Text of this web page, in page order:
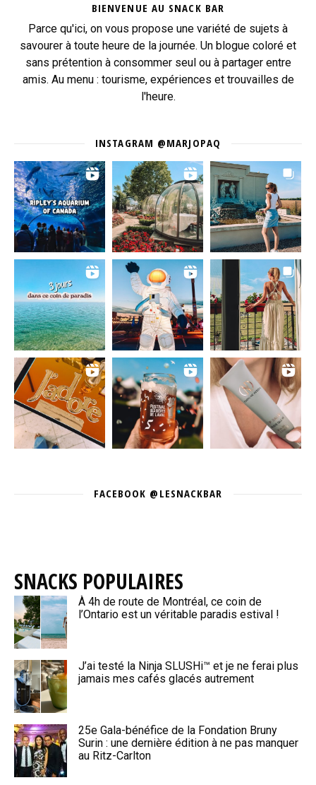
BIENVENUE AU SNACK BAR
Parce qu'ici, on vous propose une variété de sujets à
savourer à toute heure de la journée. Un blogue coloré et
sans prétention à consommer seul ou à partager entre
amis. Au menu : tourisme, expériences et trouvailles de
l'heure.
INSTAGRAM @MARJOPAQ
FACEBOOK @LESNACKBAR
SNACKS POPULAIRES
À 4h de route de Montréal, ce coin de
l’Ontario est un véritable paradis estival !
J’ai testé la Ninja SLUSHi™ et je ne ferai plus
jamais mes cafés glacés autrement
25e Gala-bénéfice de la Fondation Bruny
Surin : une dernière édition à ne pas manquer
au Ritz-Carlton